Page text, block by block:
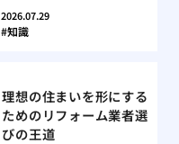
2026.07.29
知識
理想の住まいを形にする
ためのリフォーム業者選
びの王道